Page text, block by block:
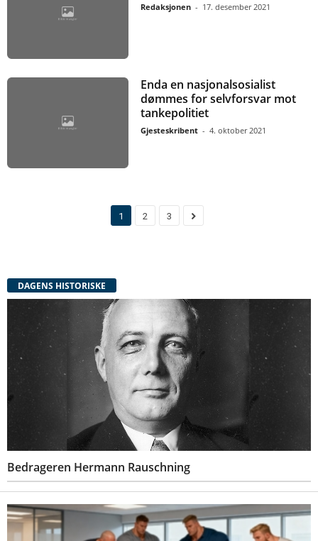
Redaksjonen - 17. desember 2021
Enda en nasjonalsosialist
dømmes for selvforsvar mot
tankepolitiet
Gjesteskribent - 4. oktober 2021
1 2 3
DAGENS HISTORISKE
Bedrageren Hermann Rauschning